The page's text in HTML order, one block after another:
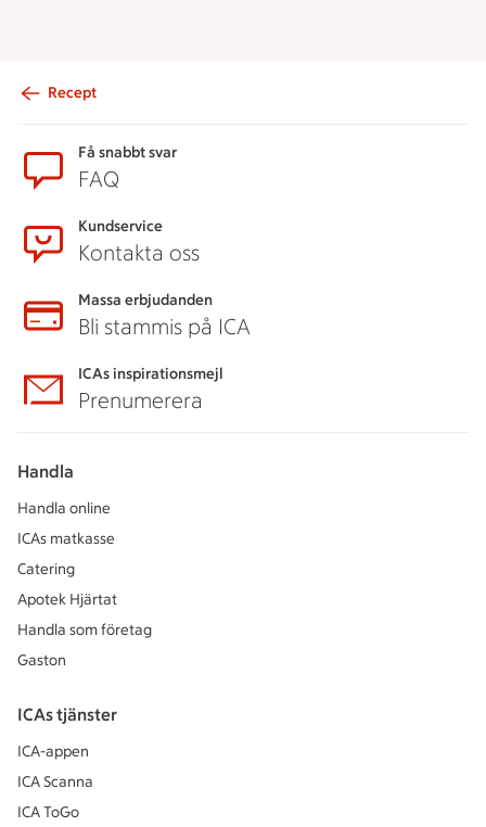
Recept
Få snabbt svar
FAQ
Kundservice
Kontakta oss
Massa erbjudanden
Bli stammis på ICA
ICAs inspirationsmejl
Prenumerera
Handla
Handla online
ICAs matkasse
Catering
Apotek Hjärtat
Handla som företag
Gaston
ICAs tjänster
ICA-appen
ICA Scanna
ICA ToGo